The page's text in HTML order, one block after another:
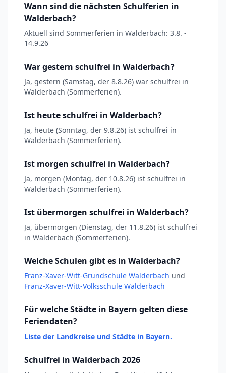
Wann sind die nächsten Schulferien in
Walderbach?
Aktuell sind Sommerferien in Walderbach: 3.8. -
14.9.26
War gestern schulfrei in Walderbach?
Ja, gestern (Samstag, der 8.8.26) war schulfrei in
Walderbach (Sommerferien).
Ist heute schulfrei in Walderbach?
Ja, heute (Sonntag, der 9.8.26) ist schulfrei in
Walderbach (Sommerferien).
Ist morgen schulfrei in Walderbach?
Ja, morgen (Montag, der 10.8.26) ist schulfrei in
Walderbach (Sommerferien).
Ist übermorgen schulfrei in Walderbach?
Ja, übermorgen (Dienstag, der 11.8.26) ist schulfrei
in Walderbach (Sommerferien).
Welche Schulen gibt es in Walderbach?
Franz-Xaver-Witt-Grundschule Walderbach und
Franz-Xaver-Witt-Volksschule Walderbach
Für welche Städte in Bayern gelten diese
Feriendaten?
Liste der Landkreise und Städte in Bayern.
Schulfrei in Walderbach 2026